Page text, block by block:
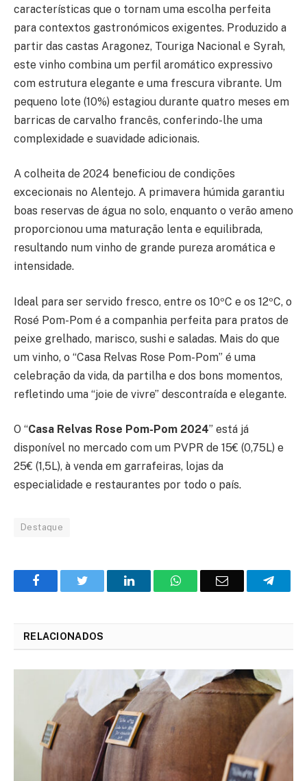
características que o tornam uma escolha perfeita
para contextos gastronómicos exigentes. Produzido a
partir das castas Aragonez, Touriga Nacional e Syrah,
este vinho combina um perfil aromático expressivo
com estrutura elegante e uma frescura vibrante. Um
pequeno lote (10%) estagiou durante quatro meses em
barricas de carvalho francês, conferindo-lhe uma
complexidade e suavidade adicionais.
A colheita de 2024 beneficiou de condições
excecionais no Alentejo. A primavera húmida garantiu
boas reservas de água no solo, enquanto o verão ameno
proporcionou uma maturação lenta e equilibrada,
resultando num vinho de grande pureza aromática e
intensidade.
Ideal para ser servido fresco, entre os 10ºC e os 12ºC, o
Rosé Pom-Pom é a companhia perfeita para pratos de
peixe grelhado, marisco, sushi e saladas. Mais do que
um vinho, o “Casa Relvas Rose Pom-Pom” é uma
celebração da vida, da partilha e dos bons momentos,
refletindo uma “joie de vivre” descontraída e elegante.
O “Casa Relvas Rose Pom-Pom 2024” está já
disponível no mercado com um PVPR de 15€ (0,75L) e
25€ (1,5L), à venda em garrafeiras, lojas da
especialidade e restaurantes por todo o país.
Destaque
FacebookTwitter
O
WhatsAppE-
RELACIONADOS